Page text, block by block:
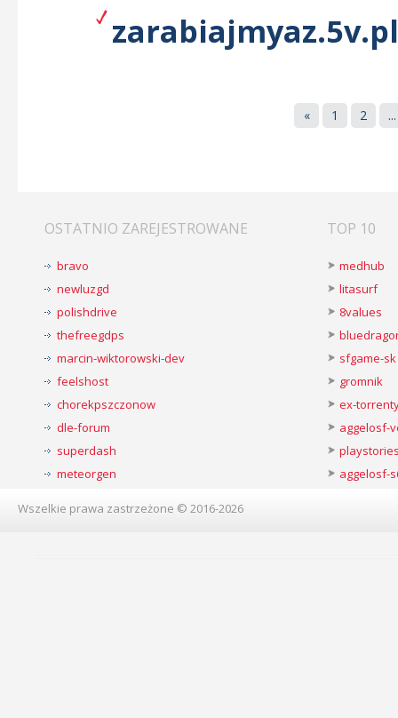
zarabiajmyaz.5v.pl
« 1 2 ...
OSTATNIO ZAREJESTROWANE
bravo
newluzgd
polishdrive
thefreegdps
marcin-wiktorowski-dev
feelshost
chorekpszczonow
dle-forum
superdash
meteorgen
TOP 10
medhub
litasurf
8values
sfgame-sk
gromnik
ex-
aggelosf-
aggelosf-
Wszelkie prawa zastrzeżone © 2016-2026